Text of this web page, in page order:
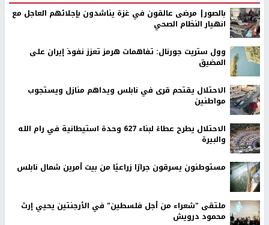
بالصور| مرضى عالقون في غزة يناشدون بإجلائهم العاجل مع
انهيار النظام الصحي
وول ستريت جورنال: تفاهمات هرمز تعزز نفوذ إيران على
المضيق
الاحتلال يقتحم قرى في نابلس ويداهم منازل ويستجوب
مواطنين
الاحتلال يطرح عطاءً لبناء 627 وحدة استيطانية في رام الله
والبيرة
مستوطنون يسرقون جرارًا زراعيًا من بيت أمرين شمال نابلس
ملتقى "شعراء من أجل فلسطين" في الأرجنتين يحيي إرث
محمود درويش